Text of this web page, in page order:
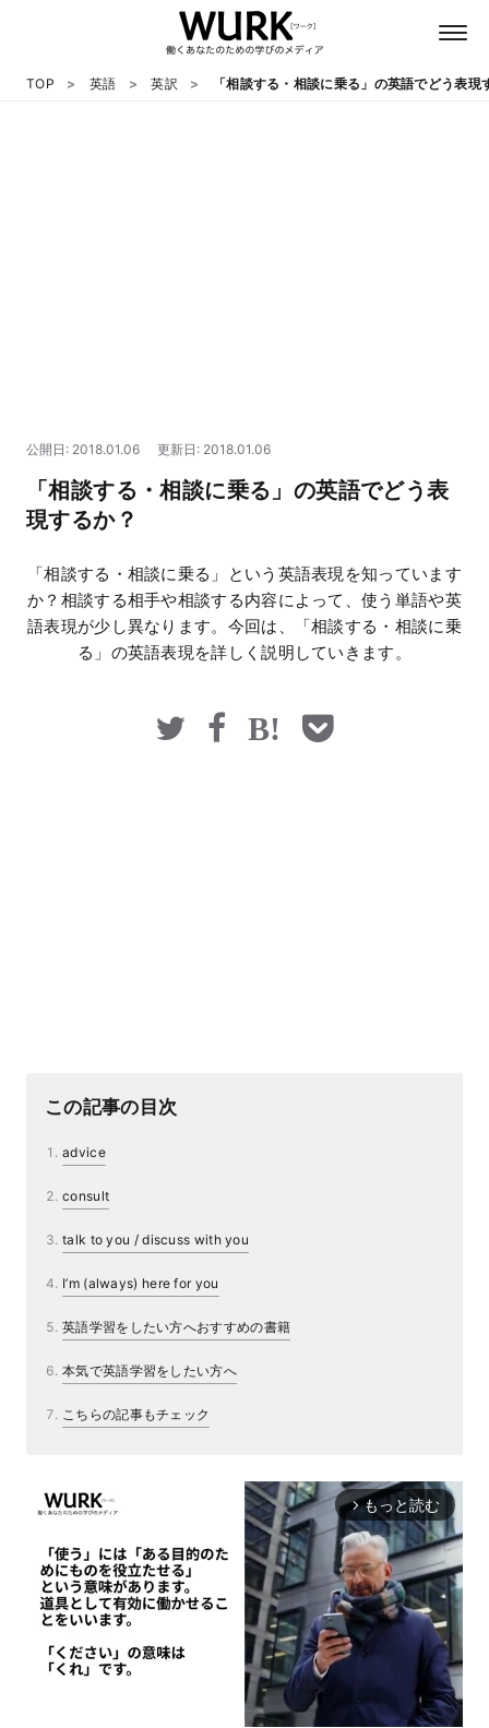
マネー
TOP 英語 英訳 「相談する・相談に乗る」の英語でどう表現
公開日: 2018.01.06 更新日: 2018.01.06
「相談する・相談に乗る」の英語でどう表
現するか？
「相談する・相談に乗る」という英語表現を知っています
か？相談する相手や相談する内容によって、使う単語や英
語表現が少し異なります。今回は、「相談する・相談に乗
る」の英語表現を詳しく説明していきます。
この記事の目次
advice
consult
talk to you / discuss with you
I’m (always) here for you
英語学習をしたい方へおすすめの書籍
本気で英語学習をしたい方へ
こちらの記事もチェック
arrow_forward_ios もっと読む